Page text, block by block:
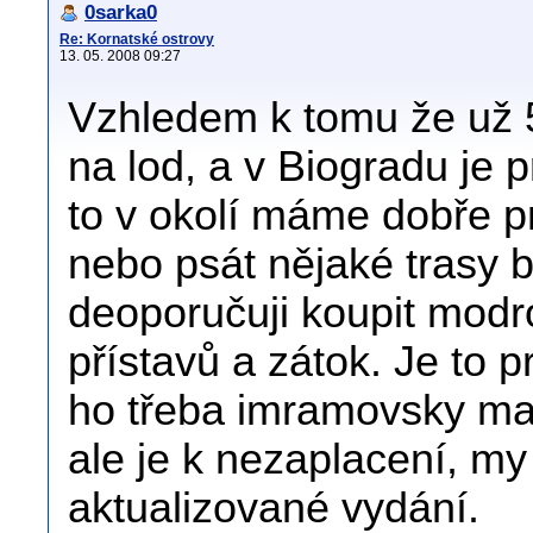
0sarka0
Re: Kornatské ostrovy
13. 05. 2008 09:27
Vzhledem k tomu že
na lod, a v Biogradu je
to v okolí máme dobře
nebo psát nějaké trasy
deoporučuji koupit
přístavů a zátok. Je to
ho třeba imramovsky
ale je k nezaplacení,
aktualizované vydání.